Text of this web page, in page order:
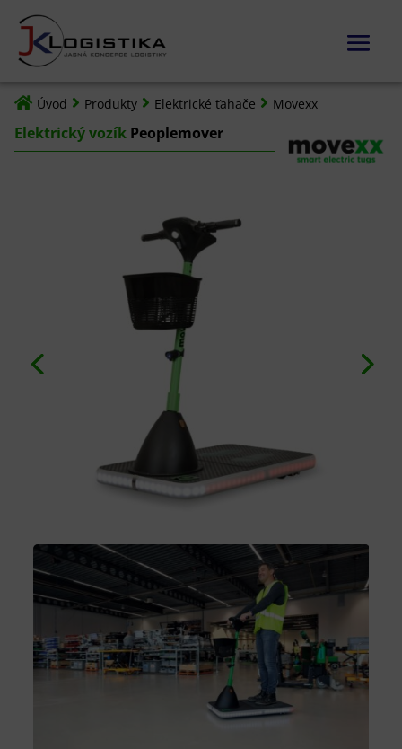
 Úvod  Produkty Elektrické ťahače  Movexx
Elektrický vozíkPeoplemover